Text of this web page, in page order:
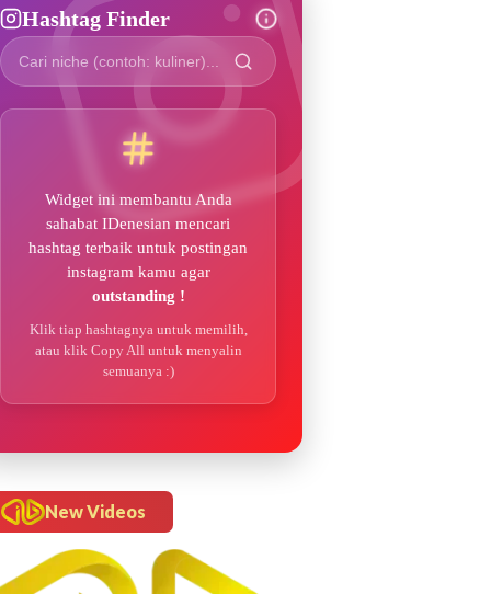
Hashtag Finder
Widget ini membantu Anda
sahabat IDenesian mencari
hashtag terbaik untuk postingan
instagram kamu agar
outstanding !
Klik tiap hashtagnya untuk memilih,
atau klik Copy All untuk menyalin
semuanya :)
New Videos